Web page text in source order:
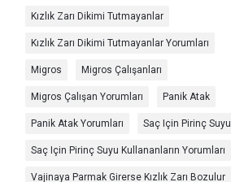
Kızlık Zarı Dikimi Tutmayanlar
Kızlık Zarı Dikimi Tutmayanlar Yorumları
Migros Migros Çalışanları
Migros Çalışan Yorumları Panik Atak
Panik Atak Yorumları Saç Için Pirinç Suyu
Saç Için Pirinç Suyu Kullananların Yorumları
Vajinaya Parmak Girerse Kızlık Zarı Bozulur